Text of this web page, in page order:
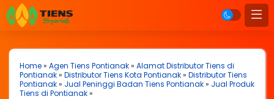
Home» Agen Tiens Pontianak» Alamat Distributor Tiens di
Pontianak» Distributor Tiens Kota Pontianak» Distributor Tiens
Pontianak» Jual Peninggi Badan Tiens Pontianak» Jual Produk
Tiens di Pontianak»